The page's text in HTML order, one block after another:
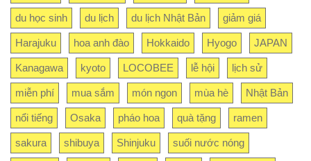
du học sinh du lịch du lịch Nhật Bản giảm giá
Harajuku hoa anh đào Hokkaido Hyogo JAPAN
Kanagawa kyoto LOCOBEE lễ hội lịch sử
miễn phí mua sắm món ngon mùa hè Nhật Bản
nổi tiếng Osaka pháo hoa quà tặng ramen
sakura shibuya Shinjuku suối nước nóng